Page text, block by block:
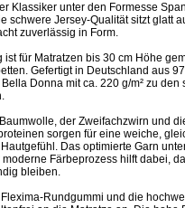
Klassiker unter den Formesse
schwere Jersey-Qualität sitzt glatt
zuverlässig in Form.
ist für Matratzen bis 30 cm Höhe
Gefertigt in Deutschland aus
Donna mit ca. 220 g/m² zu den
der Zweifachzwirn und
sorgen für eine weiche,
Das optimierte Garn
moderne Färbeprozess hilft dabei,
bleiben.
Rundgummi und die